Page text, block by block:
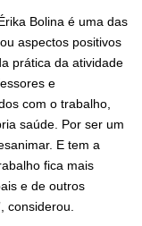
Bolina é uma das
aspectos positivos
prática da atividade
e
com o trabalho,
saúde. Por ser um
E tem a
fica mais
e de outros
considerou.